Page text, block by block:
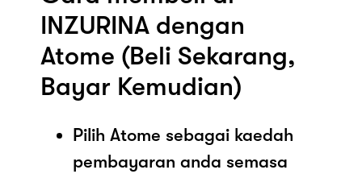
INZURINA dengan
Atome (Beli Sekarang,
Bayar Kemudian)
Pilih Atome sebagai kaedah
pembayaran anda semasa